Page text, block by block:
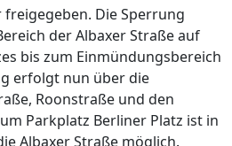
Die Sperrung
der Albaxer Straße auf
bis zum Einmündungsbereich
erfolgt nun über die
Roonstraße und den
Parkplatz Berliner Platz ist in
Albaxer Straße möglich.